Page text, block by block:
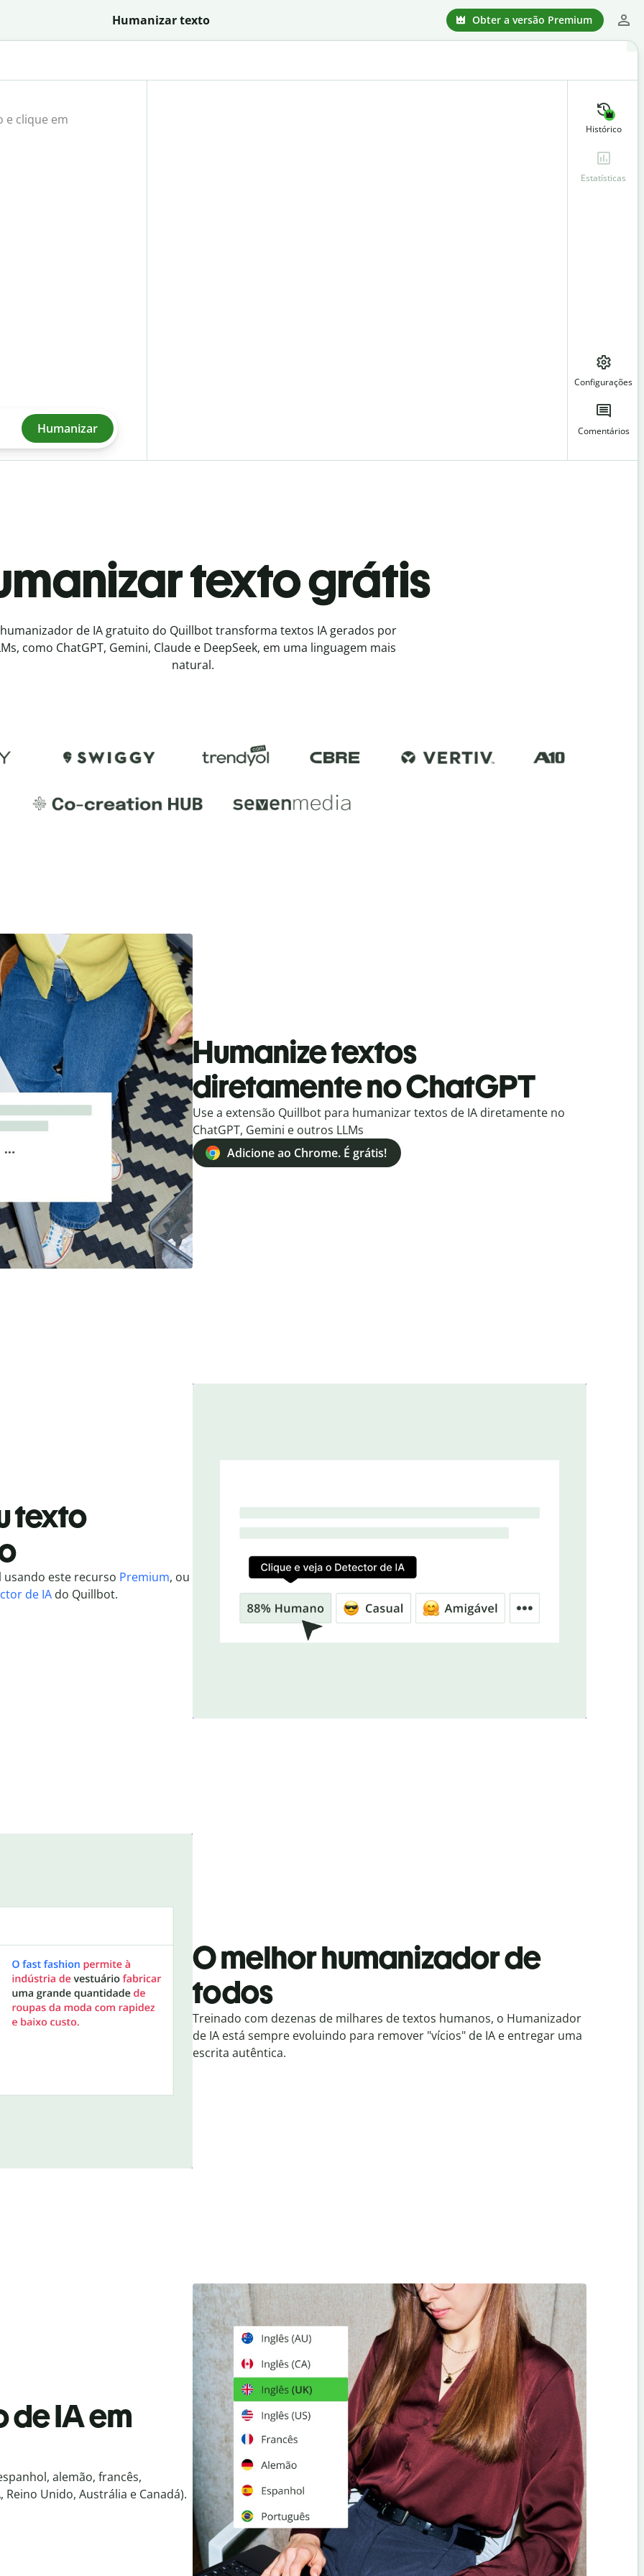
Humanizar texto Obter a versão Premium
Humanizar
Histórico
Estatísticas
Configurações
Comentários
texto grátis
de IA gratuito do Quillbot transforma textos IA gerados por
como ChatGPT, Gemini, Claude e DeepSeek, em uma linguagem mais
natural.
Humanize textos
diretamente no ChatGPT
Use a extensão Quillbot para humanizar textos de IA diretamente no
ChatGPT, Gemini e outros LLMs
Adicione ao Chrome. É grátis!
texto
este recurso Premium, ou
de IA do Quillbot.
O melhor humanizador de
todos
Treinado com dezenas de milhares de textos humanos, o Humanizador
de IA está sempre evoluindo para remover "vícios" de IA e entregar uma
escrita autêntica.
de IA em
alemão, francês,
Unido, Austrália e Canadá).